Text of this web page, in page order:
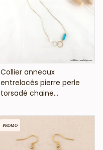
VOIR LE PRIX
Collier anneaux
entrelacés pierre perle
torsadé chaine...
PROMO